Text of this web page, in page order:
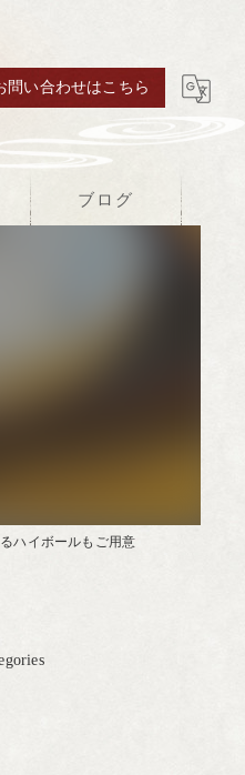
問い合わせはこちら
ブログ
ハイボールもご用意